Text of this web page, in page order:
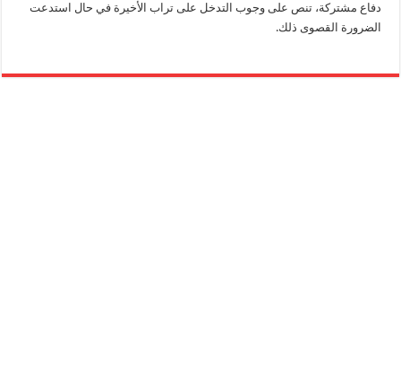
دفاع مشتركة، تنص على وجوب التدخل على تراب الأخيرة في حال استدعت
الضرورة القصوى ذلك.